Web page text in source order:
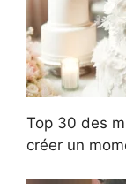
Top 30 des
créer un